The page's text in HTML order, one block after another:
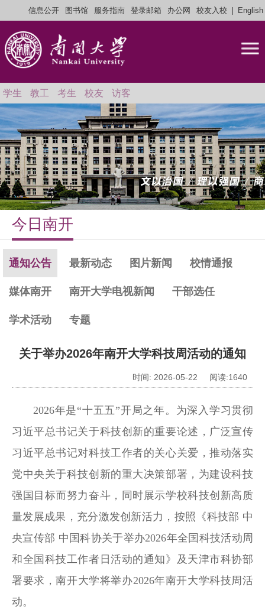
信息公开 图书馆 服务指南 登录邮箱 办公网 校友入校 | English
学生 教工 考生 校友 访客
今日南开
通知公告 最新动态 图片新闻 校情通报
媒体南开 南开大学电视新闻 干部选任
学术活动 专题
关于举办2026年南开大学科技周活动的通知
时间: 2026-05-22 阅读:1640
2026年是“十五五”开局之年。为深入学习贯彻
习近平总书记关于科技创新的重要论述，广泛宣传
习近平总书记对科技工作者的关心关爱，推动落实
党中央关于科技创新的重大决策部署，为建设科技
强国目标而努力奋斗，同时展示学校科技创新高质
量发展成果，充分激发创新活力，按照《科技部 中
央宣传部 中国科协关于举办2026年全国科技活动周
和全国科技工作者日活动的通知》及天津市科协部
署要求，南开大学将举办2026年南开大学科技周活
动。